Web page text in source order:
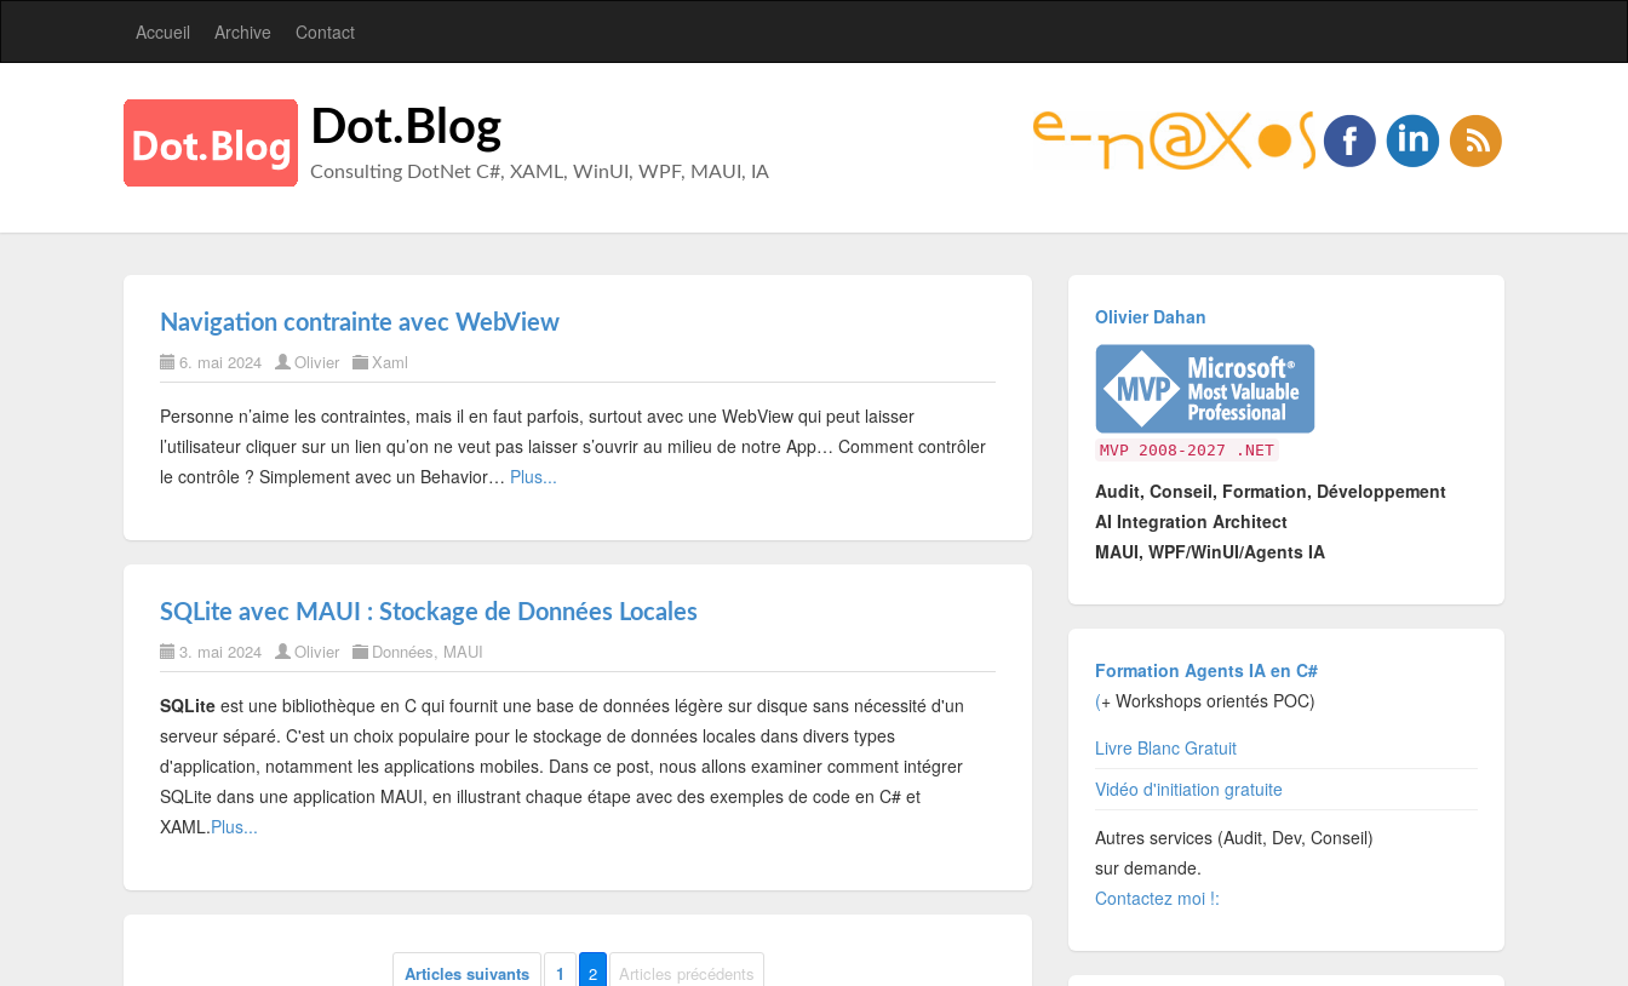
Accueil Archive Contact
Dot.Blog
Consulting DotNet C#, XAML, WinUI, WPF, MAUI, IA
Navigation contrainte avec WebView
6. mai 2024 Olivier Xaml
Personne n’aime les contraintes, mais il en faut parfois, surtout avec une WebView qui peut laisser
l’utilisateur cliquer sur un lien qu’on ne veut pas laisser s’ouvrir au milieu de notre App… Comment contrôler
le contrôle ? Simplement avec un Behavior… Plus...
SQLite avec MAUI : Stockage de Données Locales
3. mai 2024 Olivier Données, MAUI
SQLite est une bibliothèque en C qui fournit une base de données légère sur disque sans nécessité d'un
serveur séparé. C'est un choix populaire pour le stockage de données locales dans divers types
d'application, notamment les applications mobiles. Dans ce post, nous allons examiner comment intégrer
SQLite dans une application MAUI, en illustrant chaque étape avec des exemples de code en C# et
XAML.Plus...
Articles suivants 1 2 Articles précédents
Olivier Dahan
MVP 2008-2027 .NET
Audit, Conseil, Formation, Développement
AI Integration Architect
MAUI, WPF/WinUI/Agents IA
Formation Agents IA en C#
(+ Workshops orientés POC)
Livre Blanc Gratuit
Vidéo d'initiation gratuite
Autres services (Audit, Dev, Conseil)
sur demande.
Contactez moi !: